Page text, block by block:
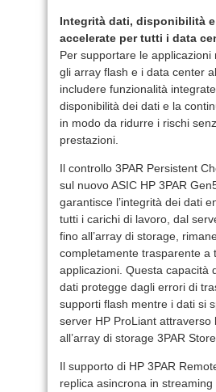
Integrità dati, disponibilità
accelerate per tutti i data
Per supportare le applicazioni
gli array flash e i data center
includere funzionalità
disponibilità dei dati e la
in modo da ridurre i rischi
prestazioni.
Il controllo 3PAR Persistent
sul nuovo ASIC HP 3PAR
garantisce l’integrità dei dati
tutti i carichi di lavoro, dal
fino all’array di storage,
completamente trasparente a
applicazioni. Questa capacità
dati protegge dagli errori di
supporti flash mentre i dati si
server HP ProLiant attraverso
all’array di storage 3PAR
Il supporto di HP 3PAR
replica asincrona in